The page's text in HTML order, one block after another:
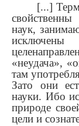
[...]
наук,
«неудача»,
там
Зато они
науки. Ибо
природе
цели и